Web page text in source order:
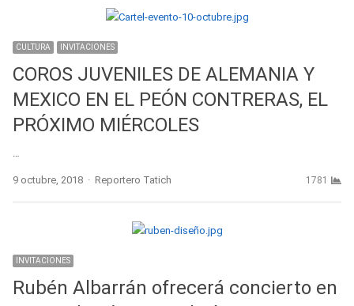
CULTURA INVITACIONES
COROS JUVENILES DE ALEMANIA Y
MEXICO EN EL PEÓN CONTRERAS, EL
PRÓXIMO MIÉRCOLES
9 octubre, 2018 Author
Reportero Tatich 1781
INVITACIONES
Rubén Albarrán ofrecerá concierto en